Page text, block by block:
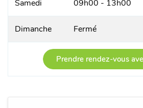
Samedi 09h00 - 13h00
Dimanche Fermé
Prendre rendez-vous